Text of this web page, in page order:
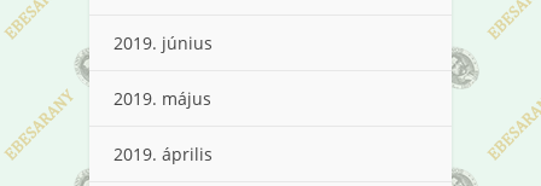
2019. június
2019. május
2019. április